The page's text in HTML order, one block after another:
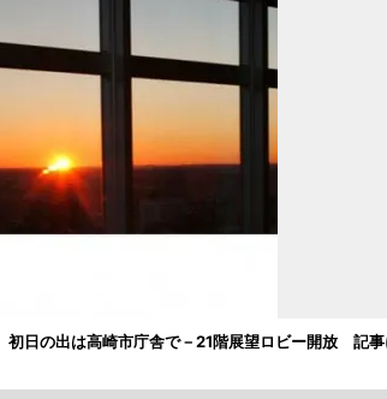
初日の出は高崎市庁舎で－21階展望ロビー開放 記事